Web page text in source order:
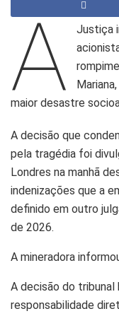
A
Justiça
maior desastre
A decisão que
pela tragédia foi
Londres na manhã
indenizações que a
definido em outro
de 2026.
A mineradora
A decisão do
responsabilidade